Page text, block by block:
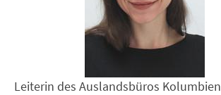
Leiterin des Auslandsbüros Kolumbien